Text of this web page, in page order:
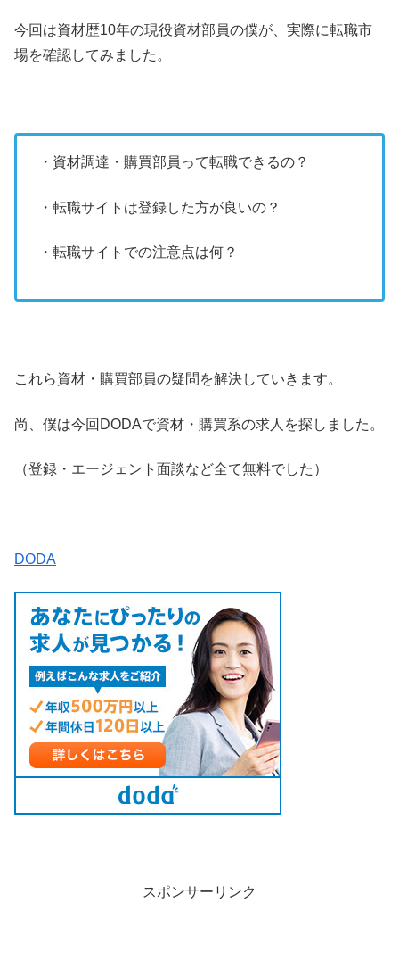
今回は資材歴10年の現役資材部員の僕が、実際に転職市
場を確認してみました。
・資材調達・購買部員って転職できるの？
・転職サイトは登録した方が良いの？
・転職サイトでの注意点は何？
これら資材・購買部員の疑問を解決していきます。
尚、僕は今回DODAで資材・購買系の求人を探しました。
（登録・エージェント面談など全て無料でした）
DODA
スポンサーリンク